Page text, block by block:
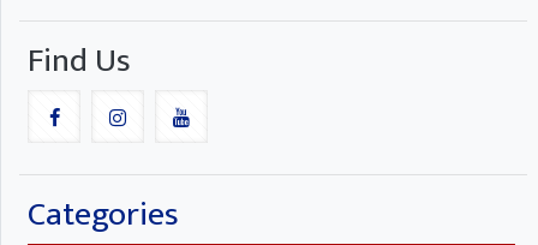
Find Us
Categories